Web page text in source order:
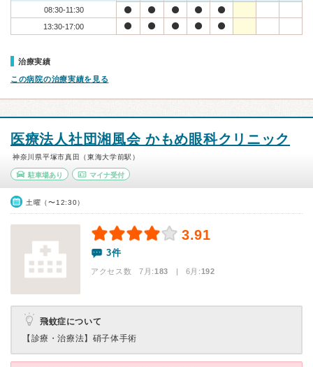
08:30-11:30
13:30-17:00
治療実績
この病院の治療実績を見る
医療法人社団湘風会 かもめ眼科クリニック
神奈川県平塚市真田（東海大学前駅）
駐車場あり マイナ受付
土曜（〜12:30）
3.91
3件
アクセス数 7月:183 | 6月:192
飛蚊症について
【診療・治療法】 硝子体手術